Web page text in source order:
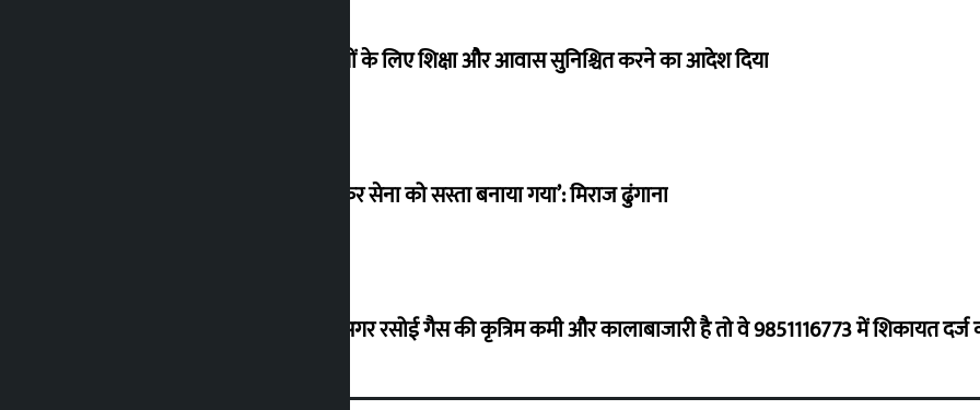
सुप्रीम कोर्ट ने विस्थापित अवैध कब्जाधारियों के लिए शिक्षा और आवास सुनिश्चित करने का आदेश दिया
‘छोटी-छोटी घटनाओं में भी सड़कों पर उतरकर सेना को सस्ता बनाया गया’: मिराज ढुंगाना
उद्योग मंत्रालय ने लोगों से आग्रह किया कि अगर रसोई गैस की कृत्रिम कमी और कालाबाजारी है तो वे 9851116773 में शिकायत दर्ज